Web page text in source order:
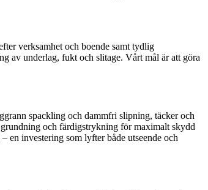
verksamhet och boende samt tydlig
av underlag, fukt och slitage. Vårt mål är att göra
spackling och dammfri slipning, täcker och
och färdigstrykning för maximalt skydd
en investering som lyfter både utseende och